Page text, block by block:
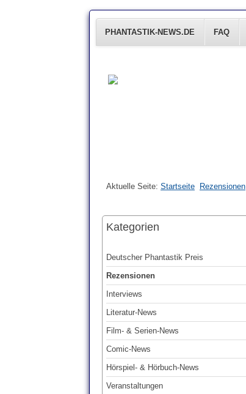
PHANTASTIK-NEWS.DE FAQ
Aktuelle Seite: Startseite Rezensionen
Kategorien
Deutscher Phantastik Preis
Rezensionen
Interviews
Literatur-News
Film- & Serien-News
Comic-News
Hörspiel- & Hörbuch-News
Veranstaltungen